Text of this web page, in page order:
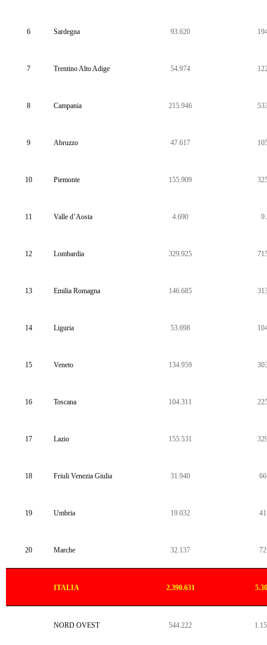
6 Sardegna 93.620
7 Trentino Alto Adige 54.974
8 Campania 215.946
9 Abruzzo 47.617
10 Piemonte 155.909
11 Valle d’Aosta 4.690
12 Lombardia 329.925
13 Emilia Romagna 146.685
14 Liguria 53.698
15 Veneto 134.959
16 Toscana 104.311
17 Lazio 155.531
18 Friuli Venezia Giulia 31.940
19 Umbria 19.032
20 Marche 32.137
ITALIA 2.390.631
NORD OVEST 544.222